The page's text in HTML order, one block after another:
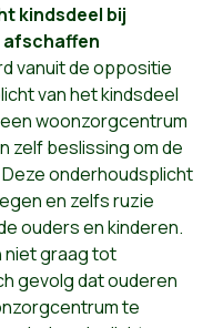
kindsdeel bij
vanuit de oppositie
van het kindsdeel
woonzorgcentrum
zelf beslissing om de
onderhoudsplicht
en zelfs ruzie
ouders en kinderen.
niet graag tot
gevolg dat ouderen
te